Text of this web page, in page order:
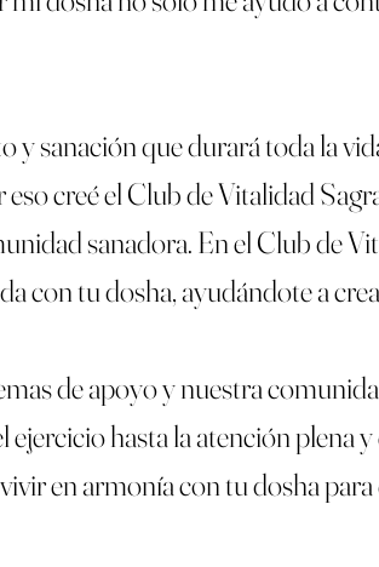
sanación que durará toda la
creé el Club de Vitalidad
sanadora. En el Club de
con tu dosha, ayudándote a
de apoyo y nuestra
hasta la atención plena
en armonía con tu dosha